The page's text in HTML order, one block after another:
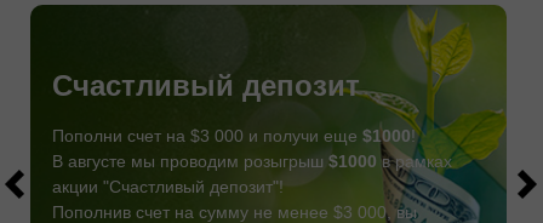
Счастливый депозит
Пополни счет на $3 000 и получи еще $1000!
В августе мы проводим розыгрыш $1000 в рамках
акции "Счастливый депозит"!
Пополнив счет на сумму не менее $3 000, вы